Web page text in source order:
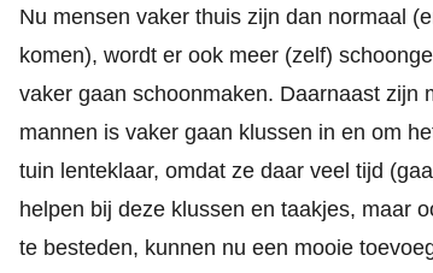
Nu mensen vaker thuis zijn dan normaal
komen), wordt er ook meer (zelf)
vaker gaan schoonmaken. Daarnaast zijn
mannen is vaker gaan klussen in en om
tuin lenteklaar, omdat ze daar veel tijd
helpen bij deze klussen en taakjes, maar
te besteden, kunnen nu een mooie